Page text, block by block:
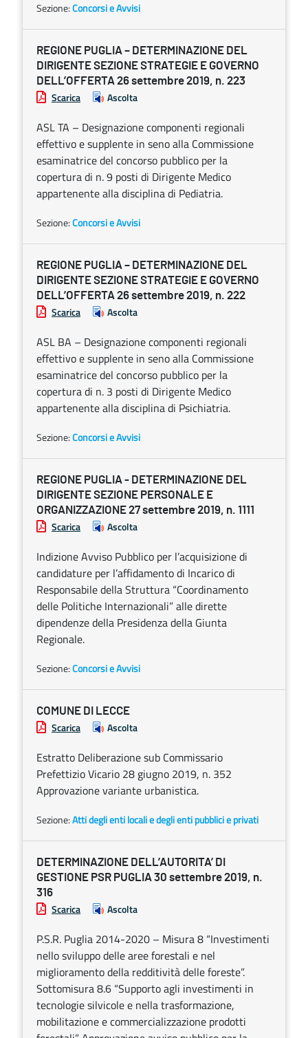
Sezione:Concorsi e Avvisi
REGIONE PUGLIA – DETERMINAZIONE DEL
DIRIGENTE SEZIONE STRATEGIE E GOVERNO
DELL’OFFERTA 26 settembre 2019, n. 223
Scarica Ascolta
ASL TA – Designazione componenti regionali
effettivo e supplente in seno alla Commissione
esaminatrice del concorso pubblico per la
copertura di n. 9 posti di Dirigente Medico
appartenente alla disciplina di Pediatria.
Sezione:Concorsi e Avvisi
REGIONE PUGLIA – DETERMINAZIONE DEL
DIRIGENTE SEZIONE STRATEGIE E GOVERNO
DELL’OFFERTA 26 settembre 2019, n. 222
Scarica Ascolta
ASL BA – Designazione componenti regionali
effettivo e supplente in seno alla Commissione
esaminatrice del concorso pubblico per la
copertura di n. 3 posti di Dirigente Medico
appartenente alla disciplina di Psichiatria.
Sezione:Concorsi e Avvisi
REGIONE PUGLIA - DETERMINAZIONE DEL
DIRIGENTE SEZIONE PERSONALE E
ORGANIZZAZIONE 27 settembre 2019, n. 1111
Scarica Ascolta
Indizione Avviso Pubblico per l’acquisizione di
candidature per l’affidamento di Incarico di
Responsabile della Struttura “Coordinamento
delle Politiche Internazionali” alle dirette
dipendenze della Presidenza della Giunta
Regionale.
Sezione:Concorsi e Avvisi
COMUNE DI LECCE
Scarica Ascolta
Estratto Deliberazione sub Commissario
Prefettizio Vicario 28 giugno 2019, n. 352
Approvazione variante urbanistica.
Sezione:Atti degli enti locali e degli enti pubblici e privati
DETERMINAZIONE DELL’AUTORITA’ DI
GESTIONE PSR PUGLIA 30 settembre 2019, n.
316
Scarica Ascolta
P.S.R. Puglia 2014-2020 – Misura 8 “Investimenti
nello sviluppo delle aree forestali e nel
miglioramento della redditività delle foreste”.
Sottomisura 8.6 “Supporto agli investimenti in
tecnologie silvicole e nella trasformazione,
mobilitazione e commercializzazione prodotti